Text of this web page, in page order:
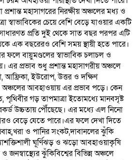
মহাসাগরের নিরক্ষীয় অঞ্চলের মধ্য ও
স্বাভাবিকের চেয়ে বেশি বেড়ে যাওয়ার একটি
প্রতি দুই থেকে সাত বছর পরপর এটি
এক বছরেরও বেশি সময় স্থায়ী হতে পারে।
ফলে বায়ুমণ্ডলের স্বাভাবিক চলাচল ও
এর প্রভাব শুধু প্রশান্ত মহাসাগরীয় অঞ্চলে
আফ্রিকা, ইউরোপ, উত্তর ও দক্ষিণ
অঞ্চলের আবহাওয়ায় এর প্রভাব পড়ে। কেন
পৃথিবীর গড় তাপমাত্রা ইতোমধ্যে মানবসৃষ্ট
উচ্চতায় পৌঁছেছে। এর মধ্যে এল নিনো
বেড়ে যেতে পারে।এর ফলে দেখা দিতে
ও পানির সংকট,দাবানলের ঝুঁকি
ঘূর্ণিঝড় ও ঝড়ো আবহাওয়াকৃষি
জনস্বাস্থ্যের ঝুঁকিবিশ্বের বিভিন্ন অঞ্চলে